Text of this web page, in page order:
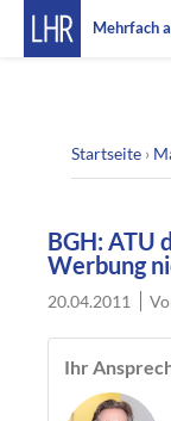
Mehrfach
Startseite ›
BGH: ATU
Werbung
20.04.2011
Ihr